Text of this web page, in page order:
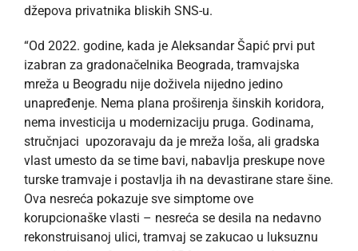
džepova privatnika bliskih SNS-u.
“Od 2022. godine, kada je Aleksandar Šapić prvi put
izabran za gradonačelnika Beograda, tramvajska
mreža u Beogradu nije doživela nijedno jedino
unapređenje. Nema plana proširenja šinskih koridora,
nema investicija u modernizaciju pruga. Godinama,
stručnjaci upozoravaju da je mreža loša, ali gradska
vlast umesto da se time bavi, nabavlja preskupe nove
turske tramvaje i postavlja ih na devastirane stare šine.
Ova nesreća pokazuje sve simptome ove
korupcionaške vlasti – nesreća se desila na nedavno
rekonstruisanoj ulici, tramvaj se zakucao u luksuznu